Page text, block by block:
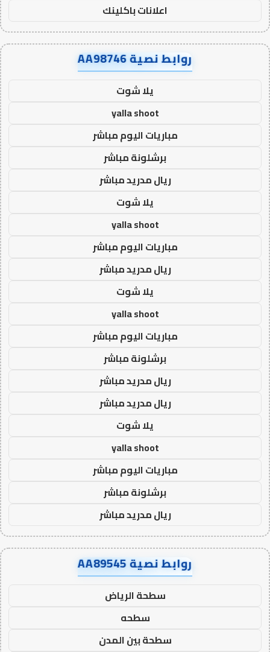
اعلانات باكلينك
روابط نصية AA98746
يلا شوت
yalla shoot
مباريات اليوم مباشر
برشلونة مباشر
ريال مدريد مباشر
يلا شوت
yalla shoot
مباريات اليوم مباشر
ريال مدريد مباشر
يلا شوت
yalla shoot
مباريات اليوم مباشر
برشلونة مباشر
ريال مدريد مباشر
ريال مدريد مباشر
يلا شوت
yalla shoot
مباريات اليوم مباشر
برشلونة مباشر
ريال مدريد مباشر
روابط نصية AA89545
سطحة الرياض
سطحه
سطحة بين المدن